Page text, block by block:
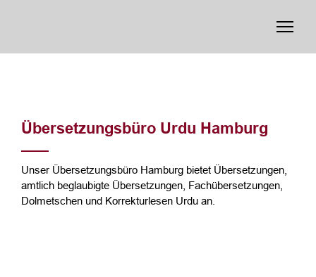
Übersetzungsbüro Urdu Hamburg
Unser Übersetzungsbüro Hamburg bietet Übersetzungen,
amtlich beglaubigte Übersetzungen, Fachübersetzungen,
Dolmetschen und Korrekturlesen Urdu an.